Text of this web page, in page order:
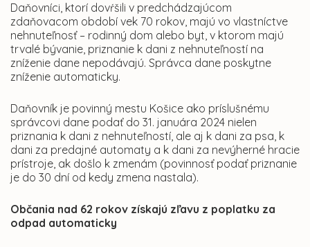
Daňovníci, ktorí dovŕšili v predchádzajúcom
zdaňovacom období vek 70 rokov, majú vo vlastníctve
nehnuteľnosť – rodinný dom alebo byt, v ktorom majú
trvalé bývanie, priznanie k dani z nehnuteľností na
zníženie dane nepodávajú. Správca dane poskytne
zníženie automaticky.
Daňovník je povinný mestu Košice ako príslušnému
správcovi dane podať do 31. januára 2024 nielen
priznania k dani z nehnuteľností, ale aj k dani za psa, k
dani za predajné automaty a k dani za nevýherné hracie
prístroje, ak došlo k zmenám (povinnosť podať priznanie
je do 30 dní od kedy zmena nastala).
Občania nad 62 rokov získajú zľavu z poplatku za
odpad automaticky